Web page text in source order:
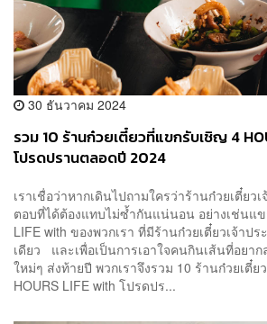
30 ธันวาคม 2024
รวม 10 ร้านก๋วยเตี๋ยวที่แขกรับเชิญ 4
โปรดปรานตลอดปี 2024
เราเชื่อว่าหากเดินไปถามใครว่าร้านก๋วยเตี๋ยว
ตอบที่ได้ต้องแทบไม่ซ้ำกันแน่นอน อย่างเช่นแ
LIFE with ของพวกเรา ที่มีร้านก๋วยเตี๋ยวเจ้าป
เดียว และเพื่อเป็นการเอาใจคนกินเส้นที่อยา
ใหม่ๆ ส่งท้ายปี พวกเราจึงรวม 10 ร้านก๋วยเตี๋
HOURS LIFE with โปรดปร...